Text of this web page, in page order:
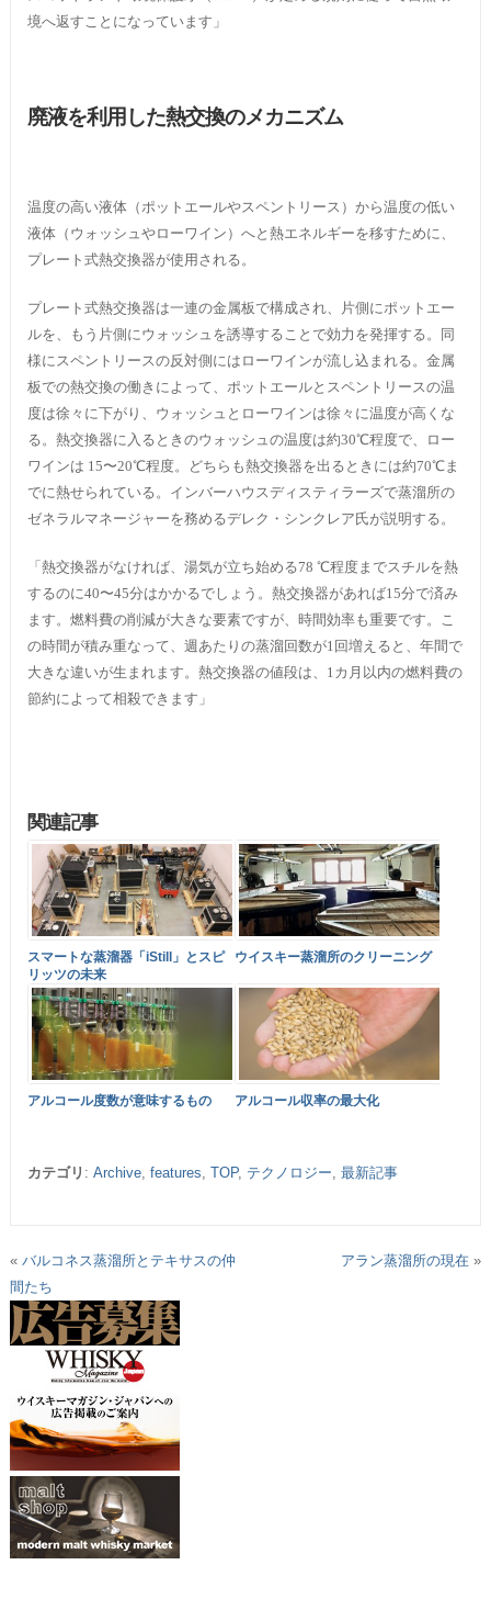
境へ返すことになっています」
廃液を利用した熱交換のメカニズム
温度の高い液体（ポットエールやスペントリース）から温度の低い
液体（ウォッシュやローワイン）へと熱エネルギーを移すために、
プレート式熱交換器が使用される。
プレート式熱交換器は一連の金属板で構成され、片側にポットエー
ルを、もう片側にウォッシュを誘導することで効力を発揮する。同
様にスペントリースの反対側にはローワインが流し込まれる。金属
板での熱交換の働きによって、ポットエールとスペントリースの温
度は徐々に下がり、ウォッシュとローワインは徐々に温度が高くな
る。熱交換器に入るときのウォッシュの温度は約30℃程度で、ロー
ワインは 15〜20℃程度。どちらも熱交換器を出るときには約70℃ま
でに熱せられている。インバーハウスディスティラーズで蒸溜所の
ゼネラルマネージャーを務めるデレク・シンクレア氏が説明する。
「熱交換器がなければ、湯気が立ち始める78 ℃程度までスチルを熱
するのに40〜45分はかかるでしょう。熱交換器があれば15分で済み
ます。燃料費の削減が大きな要素ですが、時間効率も重要です。こ
の時間が積み重なって、週あたりの蒸溜回数が1回増えると、年間で
大きな違いが生まれます。熱交換器の値段は、1カ月以内の燃料費の
節約によって相殺できます」
関連記事
スマートな蒸溜器「iStill」とスピ
リッツの未来
ウイスキー蒸溜所のクリーニング
アルコール度数が意味するもの アルコール収率の最大化
カテゴリ : Archive, features, TOP, テクノロジー, 最新記事
« バルコネス蒸溜所とテキサスの仲
間たち
アラン蒸溜所の現在 »